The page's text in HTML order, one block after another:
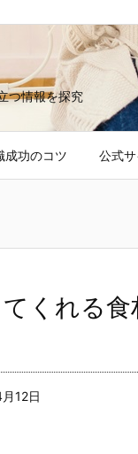
つ情報を探究
成功のコツ 公式
くれる
12日